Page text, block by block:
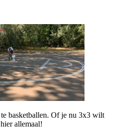
basketballen. Of je nu 3x3 wilt
allemaal!